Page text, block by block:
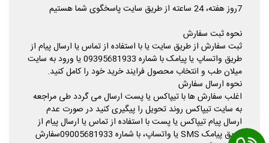
7روز هفته، 24 ساعته از طریق سایت پاسخگوی شما هستیم
نحوه ثبت سفارش
ثبت سفارش از طریق سایت یا با استفاده از تماس یا ارسال پیام از
طریق واتساپ یا پیامک با شماره 09395681933 یا ورود به سایت
میلان طب و انتخاب محصول فرایند خرید خود را کامل کنید.
نحوه ارسال سفارش
اغلب سفارش ها با تیپاکس یا پست ارسال می گردد طی مراجعه
به سایت تیپاکس روند تحویل را پیگیری کنید در صورت عدم
ارسال پیام تیپاکس یا پست با استفاده از تماس یا ارسال پیام از
طریق پیامک SMS یا واتساپ، با شماره 09005681933سفارش